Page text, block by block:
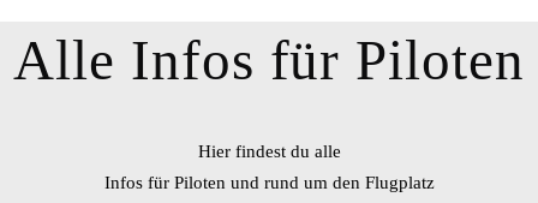
Alle Infos für Piloten
Hier findest du alle
Infos für Piloten und rund um den Flugplatz